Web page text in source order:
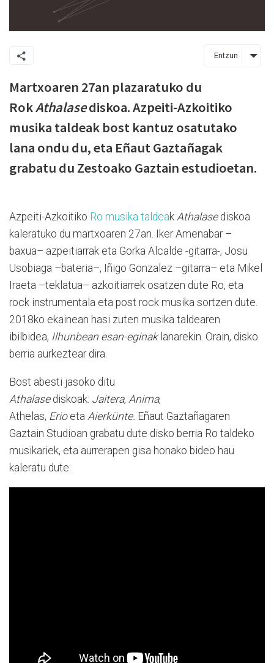
Entzun
Martxoaren 27an plazaratuko du
RokAthalasediskoa. Azpeiti-Azkoitiko
musika taldeak bost kantuz osatutako
lana ondu du, eta Eñaut Gaztañagak
grabatu du Zestoako Gaztain estudioetan.
Azpeiti-Azkoitiko Ro musika taldeak Athalasediskoa
kaleratuko du martxoaren 27an. Iker Amenabar –
baxua– azpeitiarrak eta Gorka Alcalde -gitarra-, Josu
Usobiaga –bateria–, Iñigo Gonzalez –gitarra– eta Mikel
Iraeta –teklatua– azkoitiarrek osatzen dute Ro, eta
rock instrumentala eta post rock musika sortzen dute.
2018ko ekainean hasi zuten musika taldearen
ibilbidea, Ilhunbean esan-eginak lanarekin. Orain, disko
berria aurkeztear dira.
Bost abesti jasoko ditu
Athalasediskoak: Jaitera, Anima,
Athelas, Erioeta Aierkünte. Eñaut Gaztañagaren
Gaztain Studioan grabatu dute disko berria Ro taldeko
musikariek, eta aurrerapen gisa honako bideo hau
kaleratu dute: